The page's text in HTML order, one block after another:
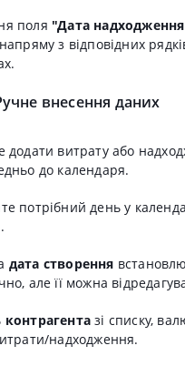
поля "Дата
з відповідних
внесення даних
додати витрату або
до календаря.
потрібний день у
.
дата створення
але її можна
контрагентазі списку,
надходження.